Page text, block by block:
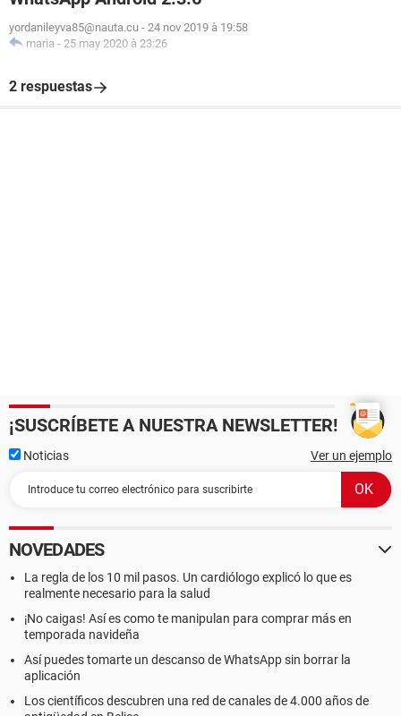
yordanileyva85@nauta.cu - 24 nov 2019 à 19:58
maria - 25 may 2020 à 23:26
2 respuestas
¡SUSCRÍBETE A NUESTRA NEWSLETTER!
Noticias Ver un ejemplo
NOVEDADES
La regla de los 10 mil pasos. Un cardiólogo explicó lo que es
realmente necesario para la salud
¡No caigas! Así es como te manipulan para comprar más en
temporada navideña
Así puedes tomarte un descanso de WhatsApp sin borrar la
aplicación
Los científicos descubren una red de canales de 4.000 años de